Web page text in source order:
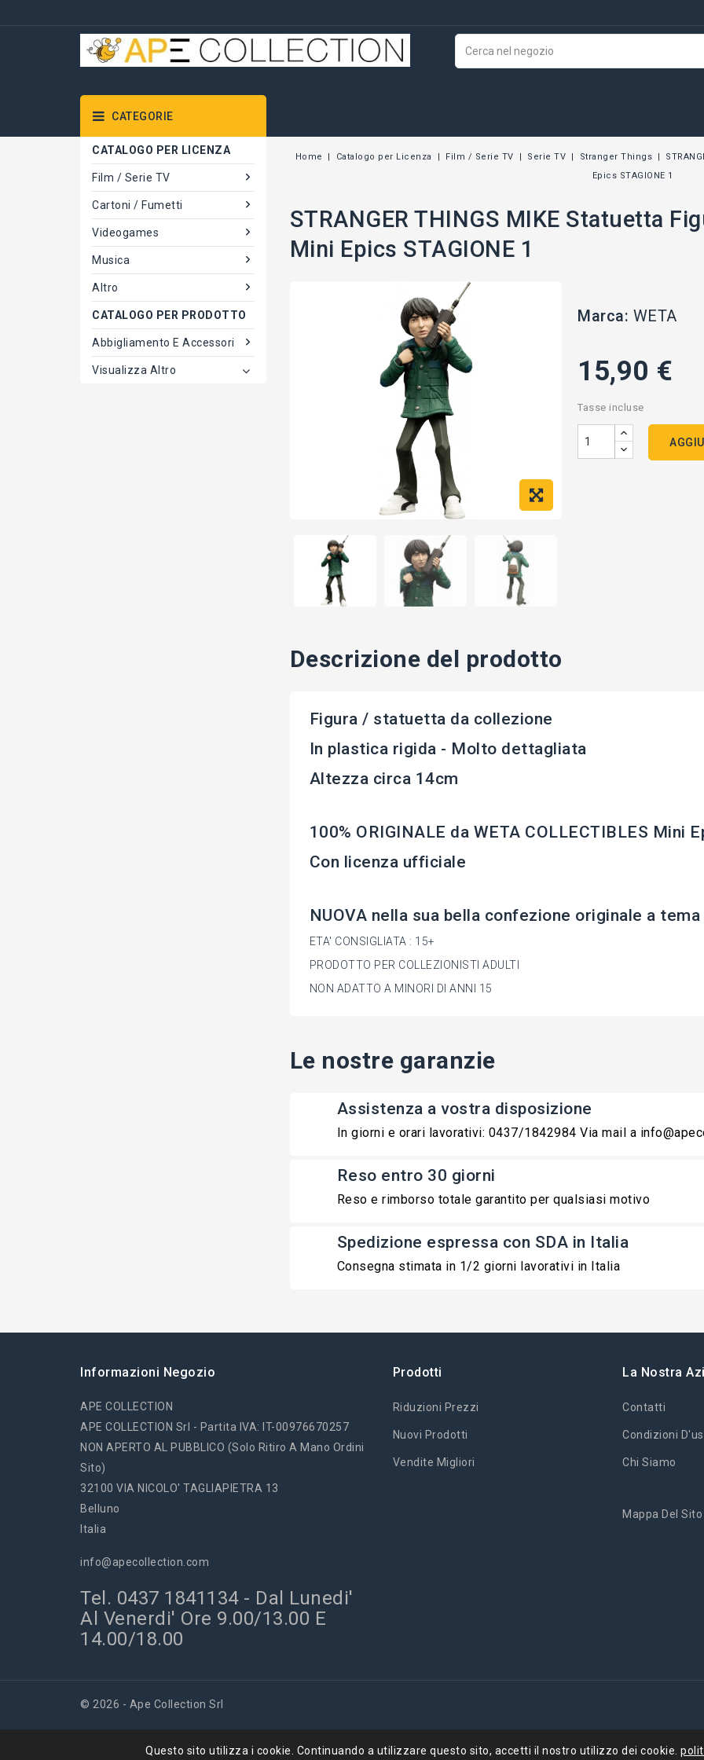
CATEGORIE
CATALOGO PER LICENZA
Film / Serie TV
Cartoni / Fumetti
Videogames
Musica
Altro
CATALOGO PER PRODOTTO
Abbigliamento E Accessori
Visualizza Altro
Home Catalogo per Licenza Film / Serie TV Serie TV Stranger Things
Epics STAGIONE 1
STRANGER THINGS MIKE Statuetta
Mini Epics STAGIONE 1
Marca: WETA
15,90 €
Tasse incluse
Descrizione del prodotto
Figura / statuetta da collezione
In plastica rigida - Molto dettagliata
Altezza circa 14cm
100% ORIGINALE da WETA COLLECTIBLES Mini
Con licenza ufficiale
NUOVA nella sua bella confezione originale a tema
ETA' CONSIGLIATA : 15+
PRODOTTO PER COLLEZIONISTI ADULTI
NON ADATTO A MINORI DI ANNI 15
Le nostre garanzie
Assistenza a vostra disposizione
In giorni e orari lavorativi: 0437/1842984 Via mail a
Reso entro 30 giorni
Reso e rimborso totale garantito per qualsiasi motivo
Spedizione espressa con SDA in Italia
Consegna stimata in 1/2 giorni lavorativi in Italia
Informazioni Negozio
APE COLLECTION
APE COLLECTION Srl - Partita IVA: IT-00976670257
NON APERTO AL PUBBLICO (solo Ritiro A Mano Ordini
Sito)
32100 VIA NICOLO' TAGLIAPIETRA 13
Belluno
Italia
info@apecollection.com
Tel. 0437 1841134 - Dal Lunedi'
Al Venerdi' Ore 9.00/13.00 E
14.00/18.00
Prodotti
Riduzioni Prezzi
Nuovi Prodotti
Vendite Migliori
La Nostra
Contatti
Condizioni
Chi Siamo
Mappa Del Sito
Questo sito utilizza i cookie. Continuando a utilizzare questo sito, accetti il ​​nostro utilizzo dei cookie.
© 2026 - Ape Collection Srl